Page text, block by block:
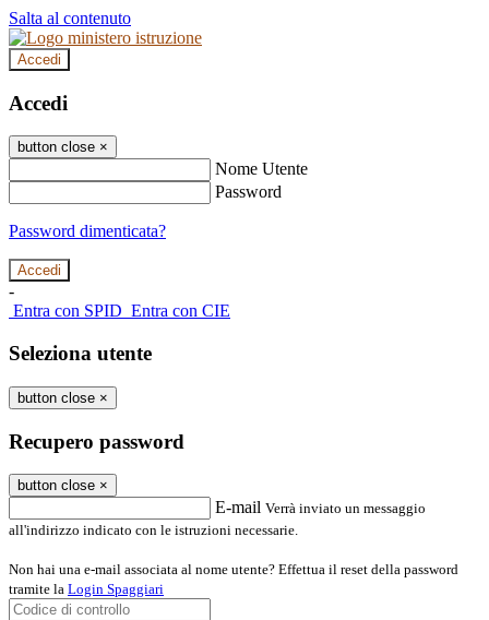
Salta al contenuto
Accedi
Accedi
button close ×
Nome Utente
Password
Password dimenticata?
-
Entra con SPID Entra con CIE
Seleziona utente
button close ×
Recupero password
button close ×
E-mail Verrà inviato un messaggio
all'indirizzo indicato con le istruzioni necessarie.
Non hai una e-mail associata al nome utente? Effettua il reset della password
tramite la Login Spaggiari